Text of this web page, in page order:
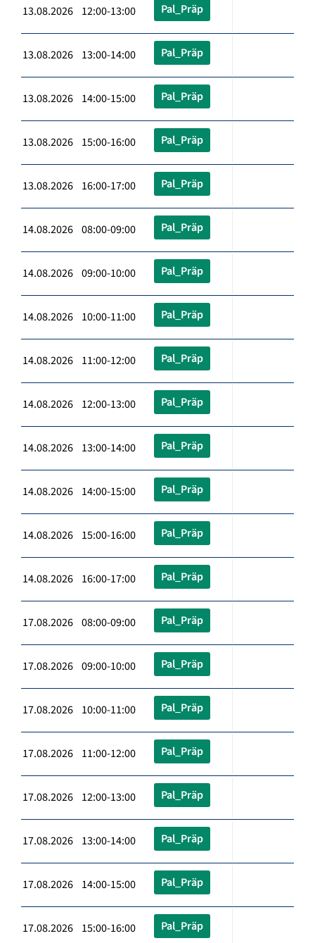
13.08.2026 12:00-13:00 Pal_Präp
13.08.2026 13:00-14:00 Pal_Präp
13.08.2026 14:00-15:00 Pal_Präp
13.08.2026 15:00-16:00 Pal_Präp
13.08.2026 16:00-17:00 Pal_Präp
14.08.2026 08:00-09:00 Pal_Präp
14.08.2026 09:00-10:00 Pal_Präp
14.08.2026 10:00-11:00 Pal_Präp
14.08.2026 11:00-12:00 Pal_Präp
14.08.2026 12:00-13:00 Pal_Präp
14.08.2026 13:00-14:00 Pal_Präp
14.08.2026 14:00-15:00 Pal_Präp
14.08.2026 15:00-16:00 Pal_Präp
14.08.2026 16:00-17:00 Pal_Präp
17.08.2026 08:00-09:00 Pal_Präp
17.08.2026 09:00-10:00 Pal_Präp
17.08.2026 10:00-11:00 Pal_Präp
17.08.2026 11:00-12:00 Pal_Präp
17.08.2026 12:00-13:00 Pal_Präp
17.08.2026 13:00-14:00 Pal_Präp
17.08.2026 14:00-15:00 Pal_Präp
17.08.2026 15:00-16:00 Pal_Präp